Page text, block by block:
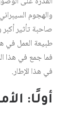
والهجوم
صاحبة تأثير
طبيعة العمل في
فما جمع في هذا
في هذا الإطار.
أولًا: